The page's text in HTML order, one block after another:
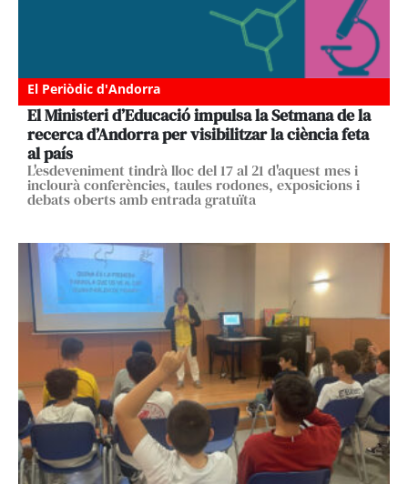
El Periòdic d'Andorra
El Ministeri d’Educació impulsa la Setmana de la
recerca d’Andorra per visibilitzar la ciència feta
al país
L'esdeveniment tindrà lloc del 17 al 21 d'aquest mes i
inclourà conferències, taules rodones, exposicions i
debats oberts amb entrada gratuïta